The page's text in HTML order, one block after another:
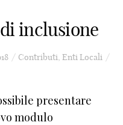
inclusione
Contributi, Enti Locali
presentare
modulo